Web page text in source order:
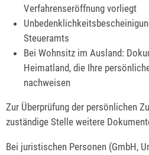
Verfahrenseröffnung vorliegt
Steueramts
Bei Wohnsitz im Ausland:
Heimatland, die Ihre
nachweisen
Zur Überprüfung der persönlichen
zuständige Stelle weitere
Bei juristischen Personen (GmbH,